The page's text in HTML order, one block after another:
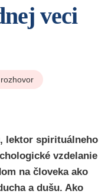
veci
rozhovor
lektor spirituálneho
vzdelanie
na človeka ako
a dušu. Ako